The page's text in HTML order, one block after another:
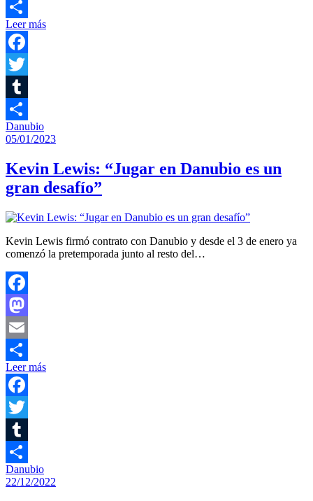
Email
Compartir
Leer más
Facebook
Twitter
Tumblr
Compartir
Danubio
05/01/2023
Kevin Lewis: “Jugar en Danubio es un
gran desafío”
Kevin Lewis firmó contrato con Danubio y desde el 3 de enero ya
comenzó la pretemporada junto al resto del…
Facebook
Mastodon
Email
Compartir
Leer más
Facebook
Twitter
Tumblr
Compartir
Danubio
22/12/2022